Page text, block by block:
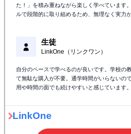
た！」を積み重ねながら楽しく学べています
ルで段階的に取り組めるため、無理なく実力
生徒
LinkOne（リンクワン）
自分のペースで学べるのが良いです。学校の
て無駄な購入が不要。通学時間がいらないの
用や時間の面でも続けやすいと感じています。
LinkOne